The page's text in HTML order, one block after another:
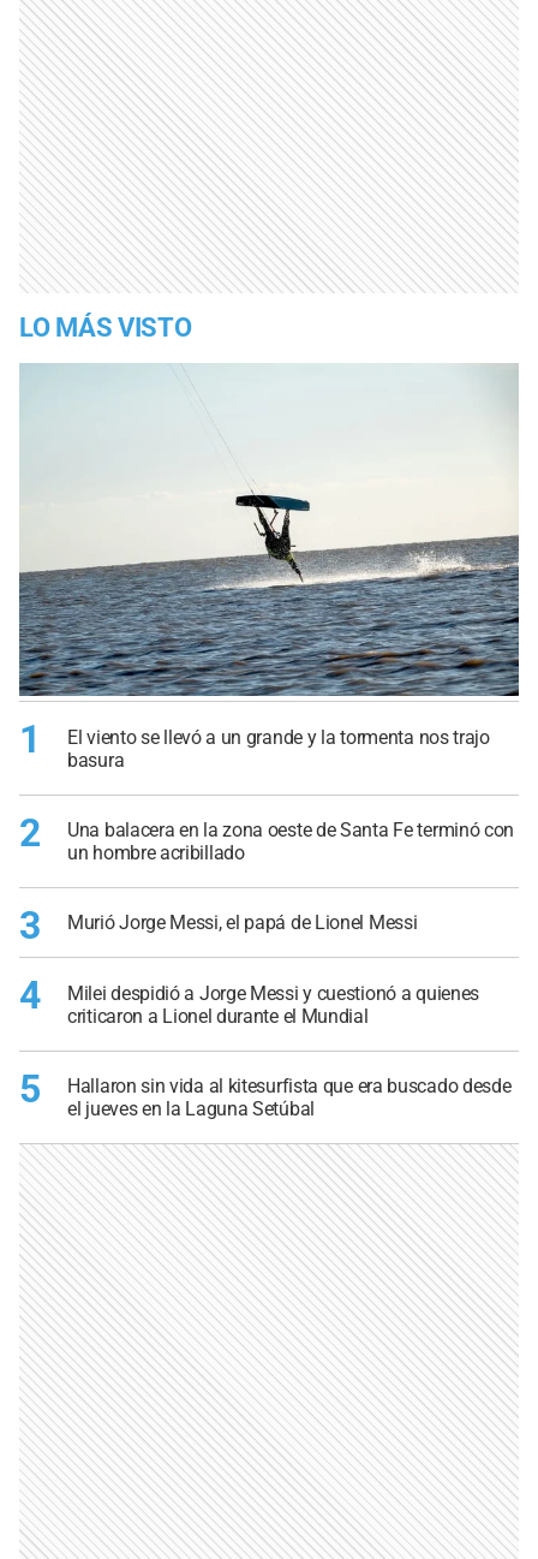
LO MÁS VISTO
1
El viento se llevó a un grande y la tormenta nos trajo
basura
2
Una balacera en la zona oeste de Santa Fe terminó con
un hombre acribillado
3 Murió Jorge Messi, el papá de Lionel Messi
4
Milei despidió a Jorge Messi y cuestionó a quienes
criticaron a Lionel durante el Mundial
5
Hallaron sin vida al kitesurfista que era buscado desde
el jueves en la Laguna Setúbal